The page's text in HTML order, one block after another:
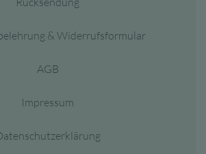
& Widerrufsformular
AGB
Impressum